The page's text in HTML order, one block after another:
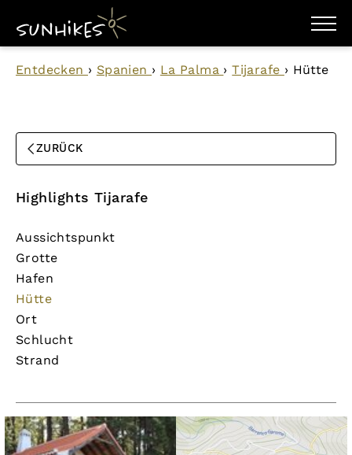
WANDERZIELE
WANDERUNGEN
PLANER
Entdecken › Spanien › La Palma › Tijarafe › Hütte
ZURÜCK
Highlights Tijarafe
Aussichtspunkt
Grotte
Hafen
Hütte
Ort
Schlucht
Strand